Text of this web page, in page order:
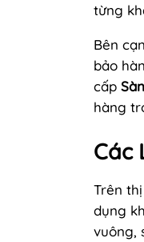
từng
Bên
bảo
cấp
hàng
Các
Trên
dụng
vuông,